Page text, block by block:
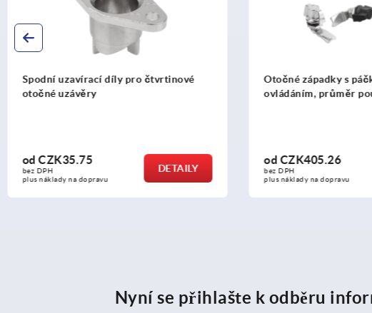
Otočné západky s páčkovým
ovládáním, průměr pouzdra 30,5 mm
odCZK405.26
bez DPH
plus náklady na dopravu
DETAILY
Otočné západky z
1.4401 s páčkovým
odCZK1,168.88
bez DPH
plus náklady na dopravu
Nyní se přihlašte k odběru